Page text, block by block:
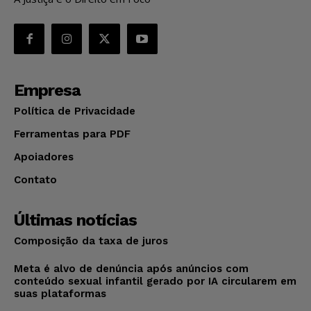
Empresa
Política de Privacidade
Ferramentas para PDF
Apoiadores
Contato
Últimas notícias
Composição da taxa de juros
Meta é alvo de denúncia após anúncios com
conteúdo sexual infantil gerado por IA circularem em
suas plataformas